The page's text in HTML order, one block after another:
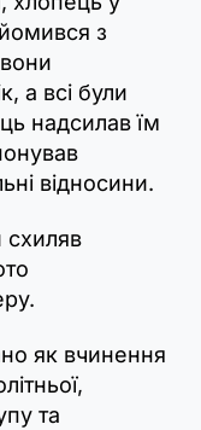
з
а всі були
надсилав їм
відносини.
схиляв
як вчинення
та